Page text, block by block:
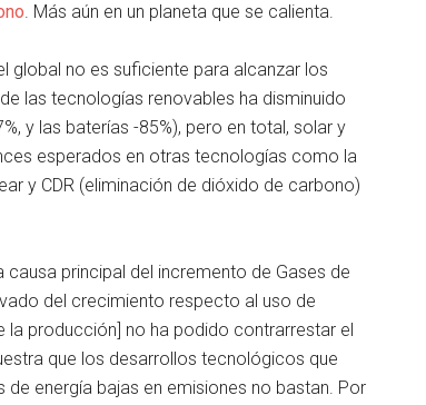
. Más aún en un planeta que se calienta.
global no es suficiente para alcanzar los
las tecnologías renovables ha disminuido
y las baterías -85%), pero en total, solar y
esperados en otras tecnologías como la
y CDR (eliminación de dióxido de carbono)
principal del incremento de Gases de
del crecimiento respecto al uso de
producción] no ha podido contrarrestar el
que los desarrollos tecnológicos que
energía bajas en emisiones no bastan. Por